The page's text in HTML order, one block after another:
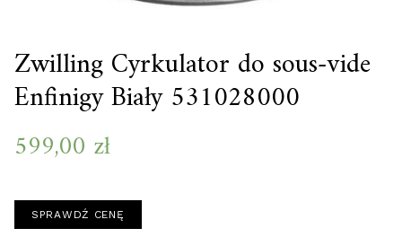
Zwilling Cyrkulator do sous-vide
Enfinigy Biały 531028000
599,00 zł
SPRAWDŹ CENĘ